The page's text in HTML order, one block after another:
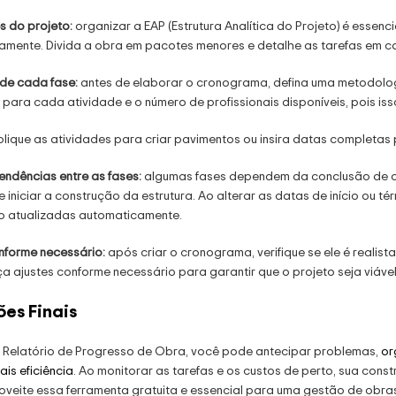
do projeto:organizar a EAP (Estrutura Analítica do Projeto) é
Divida a obra em pacotes menores e detalhe as tarefas em
cada fase:antes de elaborar o cronograma, defina uma
cada atividade e o número de profissionais disponíveis, pois
as atividades para criar pavimentos ou insira datas
entre as fases:algumas fases dependem da conclusão de
iniciar a construção da estrutura. Ao alterar as datas de início ou
atualizadas automaticamente.
necessário:após criar o cronograma, verifique se ele é
ajustes conforme necessário para garantir que o projeto seja
Finais
Relatório de Progresso de Obra, você pode antecipar problemas,
eficiência. Ao monitorar as tarefas e os custos de perto, sua
essa ferramenta gratuita e essencial para uma gestão de